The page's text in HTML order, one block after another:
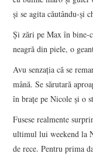
şi se agita căutându-şi
Şi zări pe Max în bine-
neagră din piele, o
Avu senzaţia că se
mână. Se sărutară
în braţe pe Nicole şi o
Fusese realmente
ultimul lui weekend la
de rece. Pentru prima